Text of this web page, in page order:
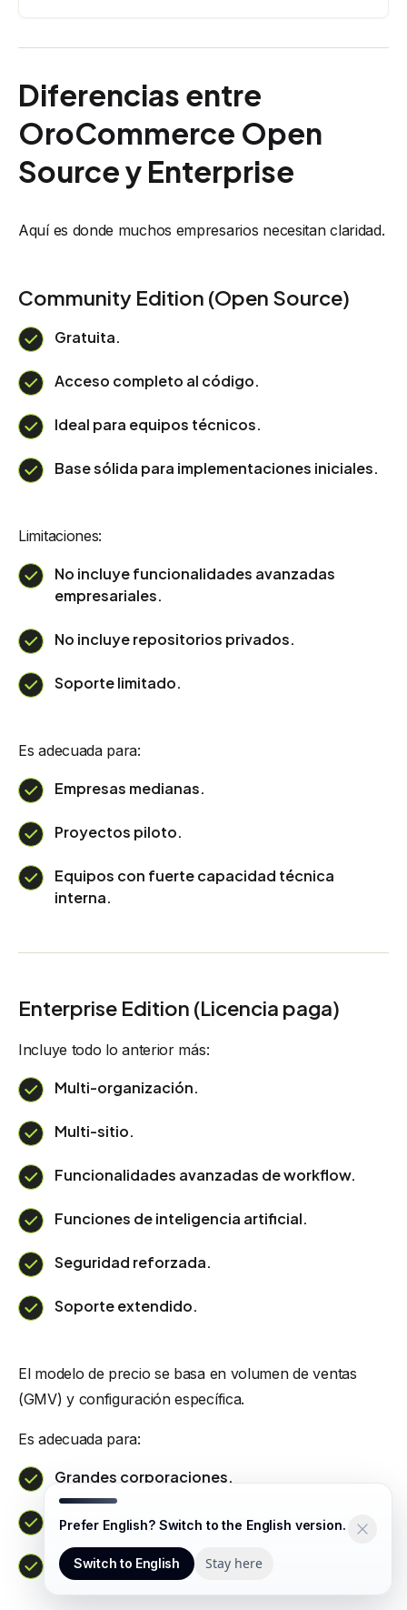
Diferencias entre
OroCommerce Open
Source y Enterprise
Aquí es donde muchos empresarios necesitan claridad.
Community Edition (Open Source)
Gratuita.
Acceso completo al código.
Ideal para equipos técnicos.
Base sólida para implementaciones iniciales.
Limitaciones:
No incluye funcionalidades avanzadas
empresariales.
No incluye repositorios privados.
Soporte limitado.
Es adecuada para:
Empresas medianas.
Proyectos piloto.
Equipos con fuerte capacidad técnica
interna.
Enterprise Edition (Licencia paga)
Incluye todo lo anterior más:
Multi-organización.
Multi-sitio.
Funcionalidades avanzadas de workflow.
Funciones de inteligencia artificial.
Seguridad reforzada.
Soporte extendido.
El modelo de precio se basa en volumen de ventas
(GMV) y configuración específica.
Es adecuada para:
Grandes corporaciones.
Operaciones multinacionales.
Empresas con alta complejidad operativa.
Prefer English? Switch to the English version.
Switch to English Stay here